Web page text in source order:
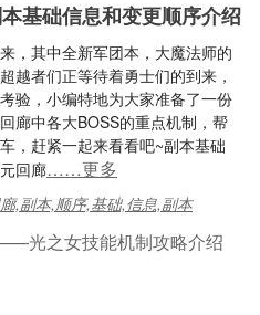
基础信息和变更顺序介绍
，其中全新军团本，大魔法师的
越者们正等待着勇士们的到来，
验，小编特地为大家准备了一份
廊中各大BOSS的重点机制，帮
，赶紧一起来看看吧~副本基础
回廊……更多
,副本,顺序,基础,信息,副本